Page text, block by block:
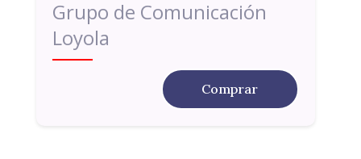
Grupo de Comunicación
Loyola
Comprar